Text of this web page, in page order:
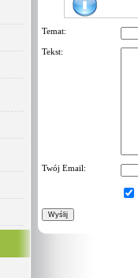
Temat:
Tekst:
Twój Email: